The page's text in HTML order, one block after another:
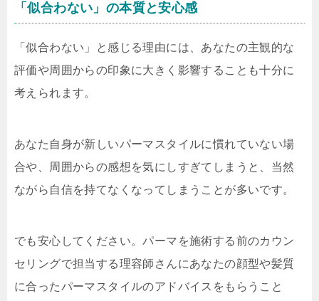
「似合わない」の本質と安心感
「似合わない」と感じる理由には、あなたの主観的な
評価や周囲からの印象に大きく影響することも十分に
考えられます。
あなた自身が新しいパーマスタイルに慣れていない場
合や、周囲からの感想を気にしすぎてしまうと、当然
ながら自信を持てなくなってしまうことが多いです。
でも安心してください。パーマを施術する前のカウン
セリングで担当する理容師さんにあなたの顔型や髪質
に合ったパーマスタイルのアドバイスをもらうこと